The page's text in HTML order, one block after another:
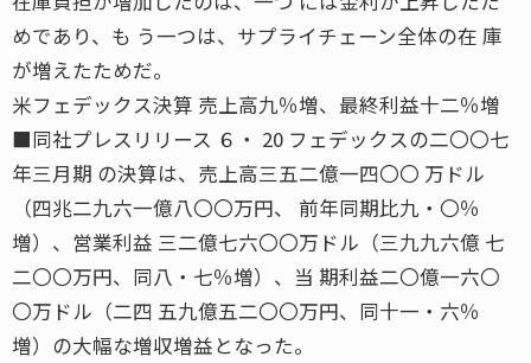
めであり、も う一つは、サプライチェーン全体の在 庫
が増えたためだ。
米フェデックス決算 売上高九％増、最終利益十二％増
■同社プレスリリース ６・ 20 フェデックスの二〇〇七
年三月期 の決算は、売上高三五二億一四〇〇 万ドル
（四兆二九六一億八〇〇万円、 前年同期比九・〇％
増）、営業利益 三二億七六〇〇万ドル（三九九六億 七
二〇〇万円、同八・七％増）、当 期利益二〇億一六〇
〇万ドル（二四 五九億五二〇〇万円、同十一・六％
増）の大幅な増収増益となった。